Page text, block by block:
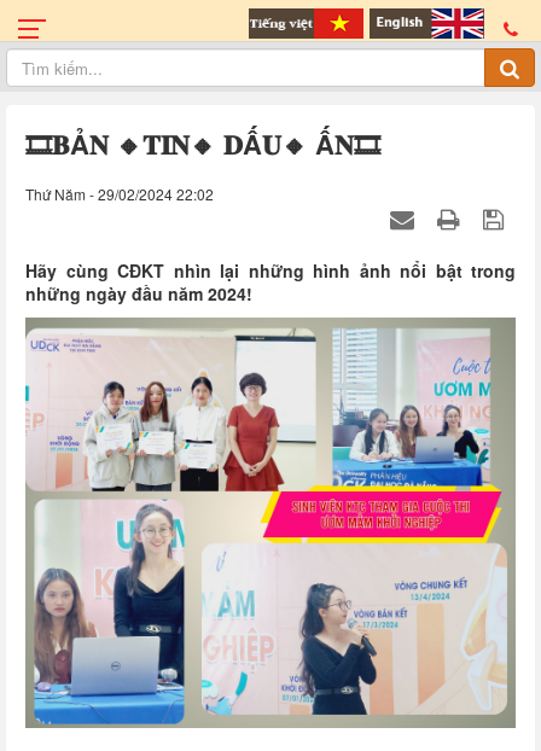
🎞️𝐁Ả𝐍 🔸𝐓𝐈𝐍🔸 𝐃Ấ𝐔🔸 Ấ𝐍🎞️
Thứ Năm - 29/02/2024 22:02
Hãy cùng CĐKT nhìn lại những hình ảnh nổi bật trong
những ngày đầu năm 2024!